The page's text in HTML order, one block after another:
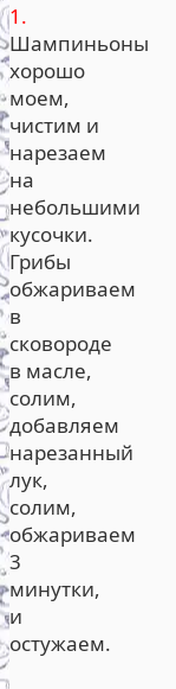
1.
Шампиньоны
хорошо
моем,
чистим и
нарезаем
на
небольшими
кусочки.
Грибы
обжариваем
в
сковороде
в масле,
солим,
добавляем
нарезанный
лук,
солим,
обжариваем
3
минутки,
и
остужаем.